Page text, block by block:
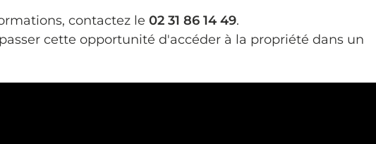
contactez le 02 31 86 14 49.
cette opportunité d'accéder à la propriété dans un